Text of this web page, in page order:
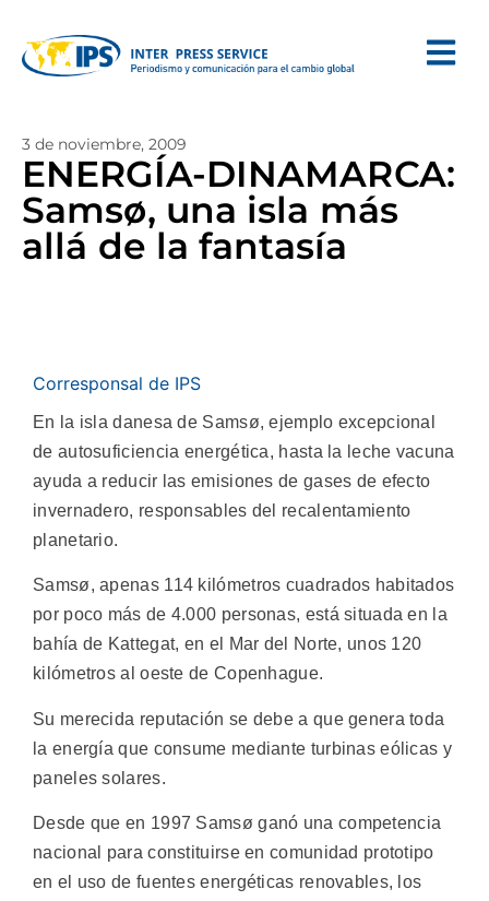
3 de noviembre, 2009
ENERGÍA-DINAMARCA:
Samsø, una isla más
allá de la fantasía
Corresponsal de IPS
En la isla danesa de Samsø, ejemplo excepcional
de autosuficiencia energética, hasta la leche vacuna
ayuda a reducir las emisiones de gases de efecto
invernadero, responsables del recalentamiento
planetario.
Samsø, apenas 114 kilómetros cuadrados habitados
por poco más de 4.000 personas, está situada en la
bahía de Kattegat, en el Mar del Norte, unos 120
kilómetros al oeste de Copenhague.
Su merecida reputación se debe a que genera toda
la energía que consume mediante turbinas eólicas y
paneles solares.
Desde que en 1997 Samsø ganó una competencia
nacional para constituirse en comunidad prototipo
en el uso de fuentes energéticas renovables, los